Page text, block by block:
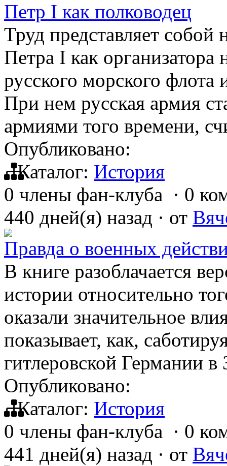
Петр I как полководец
Труд представляет собой
Петра І как
русского морского флота
При нем русская армия
армиями того времени,
Опубликовано:
Каталог: История
0 члены фан-клуба · 0
440 дней(я) назад · от
Правда о военных
В книге разоблачается
истории относительно
оказали значительное
показывает, как,
гитлеровской Германии
Опубликовано:
Каталог: История
0 члены фан-клуба · 0
441 дней(я) назад · от